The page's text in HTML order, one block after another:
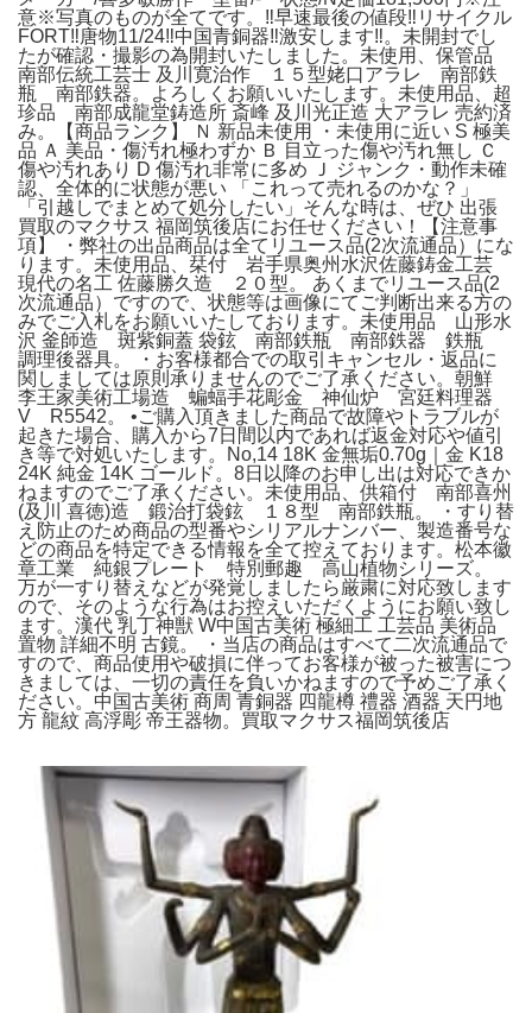
意※写真のものが全てです。‼️早速最後の値段‼️リサイクル
FORT‼️唐物11/24‼️中国青銅器‼️激安します‼️。未開封でし
たが確認・撮影の為開封いたしました。未使用、保管品
南部伝統工芸士 及川寛治作 １５型姥口アラレ 南部鉄
瓶 南部鉄器。よろしくお願いいたします。未使用品、超
珍品 南部成龍堂鋳造所 斎峰 及川光正造 大アラレ 売約済
み。【商品ランク】 Ｎ 新品未使用 ・未使用に近い S 極美
品 Ａ 美品・傷汚れ極わずか Ｂ 目立った傷や汚れ無し Ｃ
傷や汚れあり D 傷汚れ非常に多め Ｊ ジャンク・動作未確
認、全体的に状態が悪い 「これって売れるのかな？」
「引越しでまとめて処分したい」そんな時は、ぜひ 出張
買取のマクサス 福岡筑後店にお任せください！【注意事
項】 ・弊社の出品商品は全てリユース品(2次流通品）にな
ります。未使用品、栞付 岩手県奥州水沢佐藤鋳金工芸
現代の名工 佐藤勝久造 ２０型。 あくまでリユース品(2
次流通品）ですので、状態等は画像にてご判断出来る方の
みでご入札をお願いいたしております。未使用品 山形水
沢 釜師造 斑紫銅蓋 袋鉉 南部鉄瓶 南部鉄器 鉄瓶
調理後器具。 ・お客様都合での取引キャンセル・返品に
関しましては原則承りませんのでご了承ください。朝鮮
李王家美術工場造 蝙蝠手花彫金 神仙炉 宮廷料理器
V R5542。 •ご購入頂きました商品で故障やトラブルが
起きた場合、購入から7日間以内であれば返金対応や値引
き等で対処いたします。No,14 18K 金無垢0.70g｜金 K18
24K 純金 14K ゴールド。8日以降のお申し出は対応できか
ねますのでご了承ください。未使用品、供箱付 南部喜州
(及川 喜徳)造 鍛治打袋鉉 １８型 南部鉄瓶。 ・すり替
え防止のため商品の型番やシリアルナンバー、製造番号な
どの商品を特定できる情報を全て控えております。松本徽
章工業 純銀プレート 特別郵趣 高山植物シリーズ。
万が一すり替えなどが発覚しましたら厳粛に対応致します
ので、そのような行為はお控えいただくようにお願い致し
ます。漢代 乳丁神獣 W中国古美術 極細工 工芸品 美術品
置物 詳細不明 古鏡。 ・当店の商品はすべて二次流通品で
すので、商品使用や破損に伴ってお客様が被った被害につ
きましては、一切の責任を負いかねますので予めご了承く
ださい。中国古美術 商周 青銅器 四龍樽 禮器 酒器 天円地
方 龍紋 高浮彫 帝王器物。買取マクサス福岡筑後店